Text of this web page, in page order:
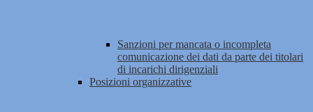
Sanzioni per mancata o incompleta
comunicazione dei dati da parte dei titolari
di incarichi dirigenziali
Posizioni organizzative